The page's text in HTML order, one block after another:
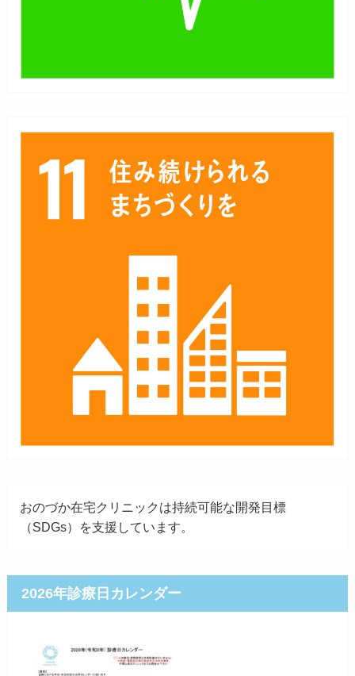
おのづか在宅クリニックは持続可能な開発目標
（SDGs）を支援しています。
2026年診療日カレンダー